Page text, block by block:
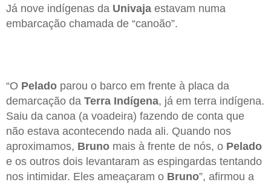
Já nove indígenas da Univaja estavam numa
embarcação chamada de “canoão”.
“O Pelado parou o barco em frente à placa da
demarcação da Terra Indígena, já em terra indígena.
Saiu da canoa (a voadeira) fazendo de conta que
não estava acontecendo nada ali. Quando nos
aproximamos, Bruno mais à frente de nós, o Pelado
e os outros dois levantaram as espingardas tentando
nos intimidar. Eles ameaçaram o Bruno”, afirmou a